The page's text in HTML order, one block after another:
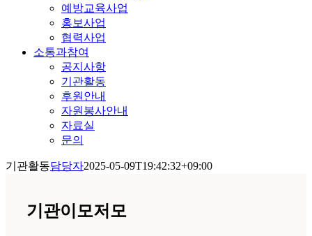
예방교육사업
홍보사업
협력사업
소통과참여
공지사항
기관활동
후원안내
자원봉사안내
자료실
문의
기관활동담당자2025-05-09T19:42:32+09:00
기관이모저모